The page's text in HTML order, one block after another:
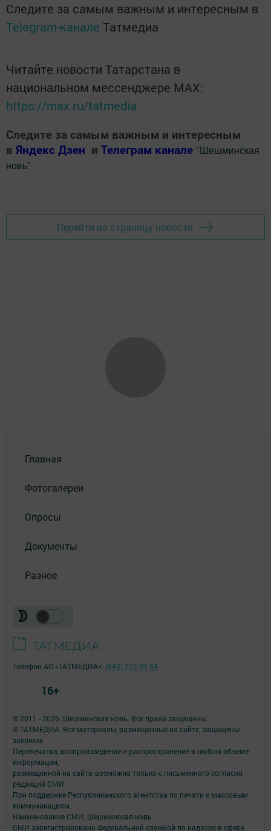
Следите за самым важным и интересным в
Telegram-канале Татмедиа
Читайте новости Татарстана в
национальном мессенджере MАХ:
https://max.ru/tatmedia
Следите за самым важным и интересным
в Яндекс Дзен и Телеграм канале " Шешминская
новь"
Перейти на страницу новости
Главная
Фотогалереи
Опросы
Документы
Разное
© 2011 - 2026. Шешминская новь. Все права защищены.
© ТАТМЕДИА. Все материалы, размещенные на сайте, защищены
законом.
Перепечатка, воспроизведение и распространение в любом объеме
информации,
размещенной на сайте, возможна только с письменного согласия
редакций СМИ.
При поддержке Республиканского агентства по печати и массовым
коммуникациям.
Наименование СМИ: Шешминская новь
СМИ зарегистрировано Федеральной службой по надзору в сфере
Телефон АО «ТАТМЕДИА»: (843) 222 09 84
16+